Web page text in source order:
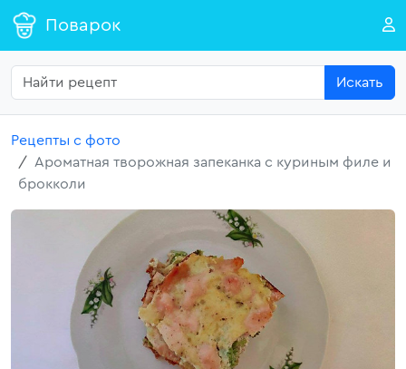
Поварок
Искать
Рецепты с фото
Ароматная творожная запеканка с куриным филе и
брокколи